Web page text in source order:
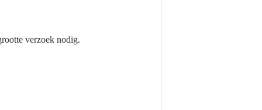
verzoek nodig.